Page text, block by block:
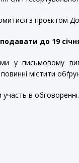
з проєктом
подавати до 19
у письмовому
містити
в обговоренні.